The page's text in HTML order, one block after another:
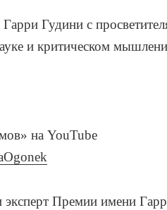
Гудини с
и критическом
на YouTube
эксперт Премии имени